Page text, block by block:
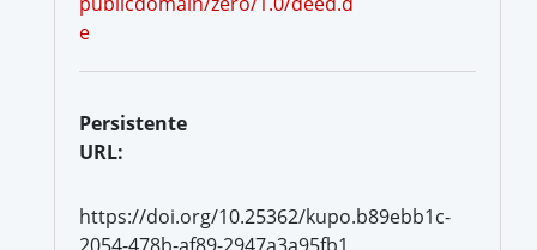
e
Persistente
URL:
https://doi.org/10.25362/kupo.b89ebb1c-